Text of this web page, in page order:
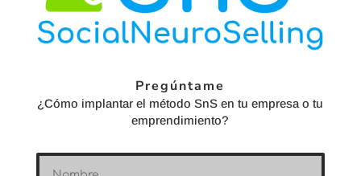
Pregúntame
¿Cómo implantar el método SnS en tu empresa o tu
emprendimiento?